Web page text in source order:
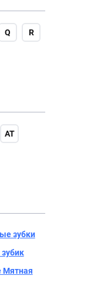
Q R
AT
зубки
Мятная